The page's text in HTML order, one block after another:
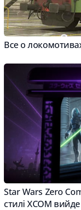
Все о
Star Wars Zero
стилі XCOM